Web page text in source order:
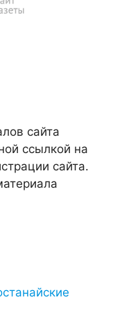
сайта
ссылкой на
сайта.